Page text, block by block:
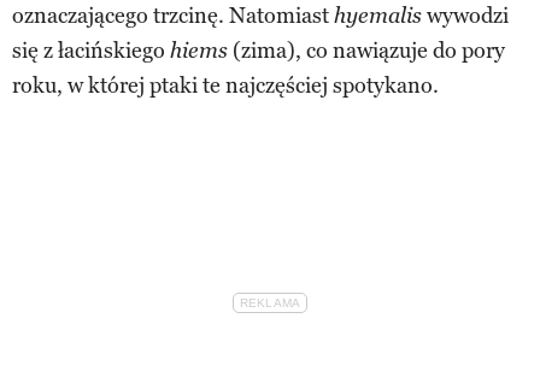
oznaczającego trzcinę. Natomiasthyemaliswywodzi
się z łacińskiego hiems (zima), co nawiązuje do pory
roku, w której ptaki te najczęściej spotykano.